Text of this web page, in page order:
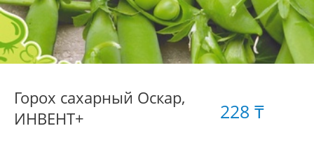
Горох сахарный Оскар,
ИНВЕНТ+
228 ₸